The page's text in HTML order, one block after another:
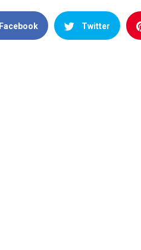
Facebook Twitter